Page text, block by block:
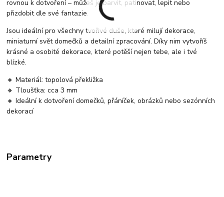
rovnou k dotvoření – můžeš je barvit, patinovat, lepit nebo
přizdobit dle své fantazie.
Jsou ideální pro všechny tvořivé duše, které milují dekorace,
miniaturní svět domečků a detailní zpracování. Díky nim vytvoříš
krásné a osobité dekorace, které potěší nejen tebe, ale i tvé
blízké.
🔸 Materiál: topolová překližka
🔸 Tloušťka: cca 3 mm
🔸 Ideální k dotvoření domečků, přáníček, obrázků nebo sezónních
dekorací
Parametry